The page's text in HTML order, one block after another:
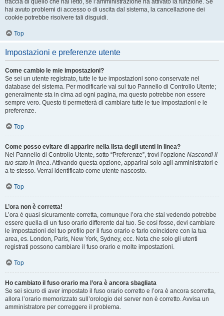
traccia di quello che hai letto, se l’amministrazione ha attivato la funzione. Se
hai avuto problemi di accesso o di uscita dal sistema, la cancellazione dei
cookie potrebbe risolvere tali disguidi.
Top
Impostazioni e preferenze utente
Come cambio le mie impostazioni?
Se sei un utente registrato, tutte le tue impostazioni sono conservate nel
database del sistema. Per modificarle vai sul tuo Pannello di Controllo Utente;
generalmente sta in cima ad ogni pagina, ma questo potrebbe non essere
sempre vero. Questo ti permetterà di cambiare tutte le tue impostazioni e le
preferenze.
Top
Come posso evitare di apparire nella lista degli utenti in linea?
Nel Pannello di Controllo Utente, sotto “Preferenze”, trovi l’opzione Nascondi il
tuo stato in linea. Attivando questa opzione, apparirai solo agli amministratori e
a te stesso. Verrai identificato come utente nascosto.
Top
L’ora non è corretta!
L’ora è quasi sicuramente corretta, comunque l’ora che stai vedendo potrebbe
essere quella di un fuso orario differente dal tuo. Se così fosse, devi cambiare
le impostazioni del tuo profilo per il fuso orario e farlo coincidere con la tua
area, es. London, Paris, New York, Sydney, ecc. Nota che solo gli utenti
registrati possono cambiare il fuso orario e molte impostazioni.
Top
Ho cambiato il fuso orario ma l’ora è ancora sbagliata
Se sei sicuro di aver impostato il fuso orario corretto e l’ora è ancora scorretta,
allora l’orario memorizzato sull’orologio del server non è corretto. Avvisa un
amministratore per correggere il problema.